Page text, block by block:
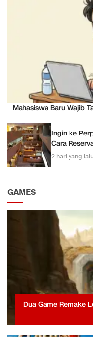
Mahasiswa Baru Wajib
Ingin ke
Cara
2 hari yang lalu
GAMES
Dua Game Remake